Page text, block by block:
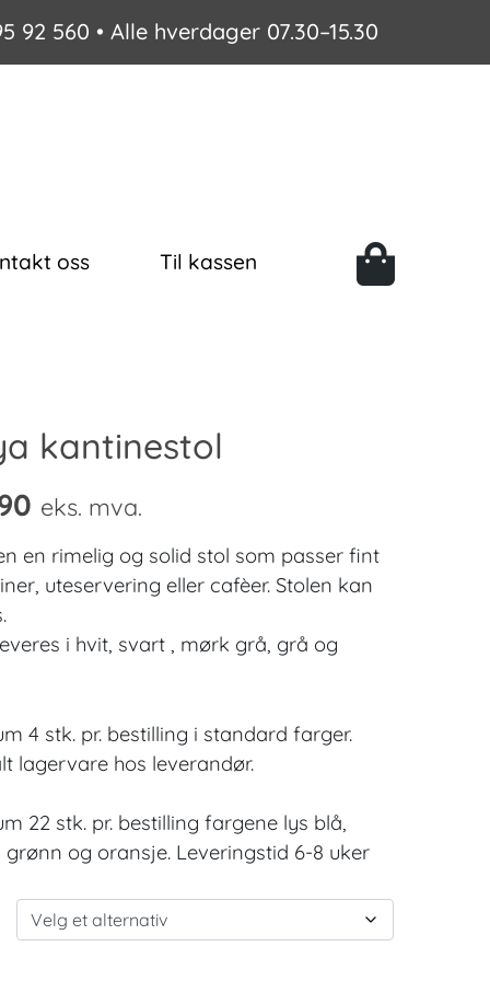
92 560 • Alle hverdager 07.30–15.30
oss Til kassen
kantinestol
eks. mva.
en rimelig og solid stol som passer fint
uteservering eller cafèer. Stolen kan
i hvit, svart , mørk grå, grå og
4 stk. pr. bestilling i standard farger.
lagervare hos leverandør.
22 stk. pr. bestilling fargene lys blå,
og oransje. Leveringstid 6-8 uker